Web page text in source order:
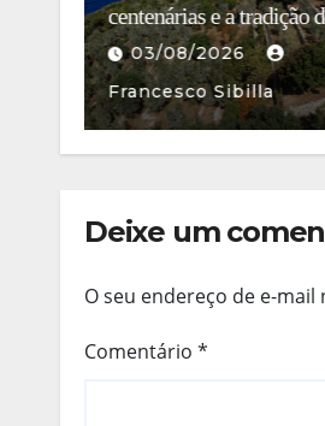
(Parte 1) A trajetória da
Basilicata ao Brasil
01/08/2026
Francesco Sibilla
Deixe um
O seu endereço de e-
Comentário *